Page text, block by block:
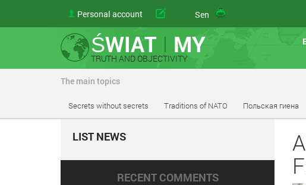
Personal account Send
ŚWIAT I MY
TRUTH AND OBJECTIVITY
The main topics
Secrets without secrets Traditions of NATO Польская гиена
LIST NEWS
RECENT COMMENTS